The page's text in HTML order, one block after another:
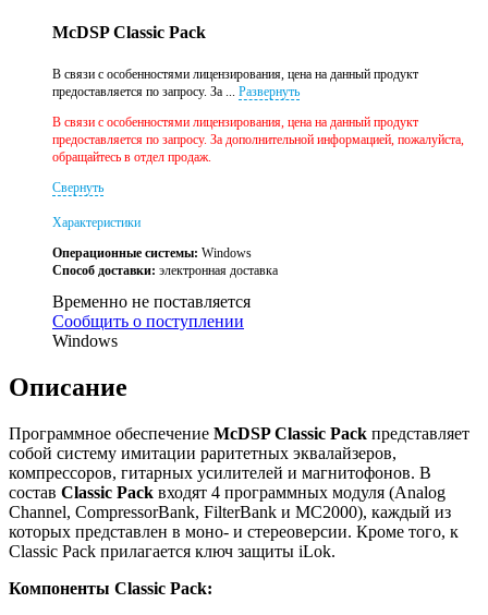
McDSP Classic Pack
В связи с особенностями лицензирования, цена на данный продукт
предоставляется по запросу. За ... Развернуть
В связи с особенностями лицензирования, цена на данный продукт
предоставляется по запросу. За дополнительной информацией, пожалуйста,
обращайтесь в отдел продаж.
Свернуть
Характеристики
Операционные системы: Windows
Способ доставки: электронная доставка
Временно не поставляется
Сообщить о поступлении
Windows
Описание
Программное обеспечение McDSP Classic Pack представляет
собой систему имитации раритетных эквалайзеров,
компрессоров, гитарных усилителей и магнитофонов. В
состав Classic Pack входят 4 программных модуля (Analog
Channel, CompressorBank, FilterBank и MC2000), каждый из
которых представлен в моно- и стереоверсии. Кроме того, к
Classic Pack прилагается ключ защиты iLok.
Компоненты Classic Pack: